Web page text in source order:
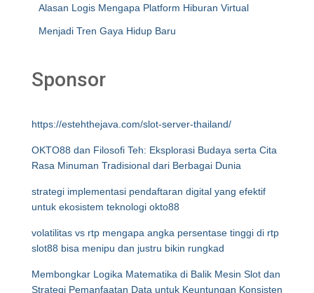
Alasan Logis Mengapa Platform Hiburan Virtual
Menjadi Tren Gaya Hidup Baru
Sponsor
https://estehthejava.com/slot-server-thailand/
OKTO88 dan Filosofi Teh: Eksplorasi Budaya serta Cita
Rasa Minuman Tradisional dari Berbagai Dunia
strategi implementasi pendaftaran digital yang efektif
untuk ekosistem teknologi okto88
volatilitas vs rtp mengapa angka persentase tinggi di rtp
slot88 bisa menipu dan justru bikin rungkad
Membongkar Logika Matematika di Balik Mesin Slot dan
Strategi Pemanfaatan Data untuk Keuntungan Konsisten